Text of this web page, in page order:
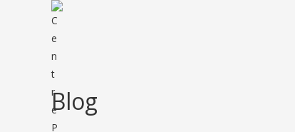
Blog